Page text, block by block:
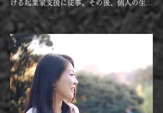
ける起業家支援に従事。その後、個人の生き
る感覚を起点とした事業創造や組織変革を幅
広い業界で支援したのち、独立。現在は、循
環・再生型社会（リジェネレーション）をテ
ーマにした未来ビジョンや事業づくり、リー
ダーシップを伴奏・媒介するカタリスト・共
創ファシリテーターとして活動。
座右の銘は行雲流水。趣味が高じて通訳案内
士や漢方・薬膳の資格を持つ。菌と共に暮ら
す ぬか床共発酵コミュニティ主宰。株式会